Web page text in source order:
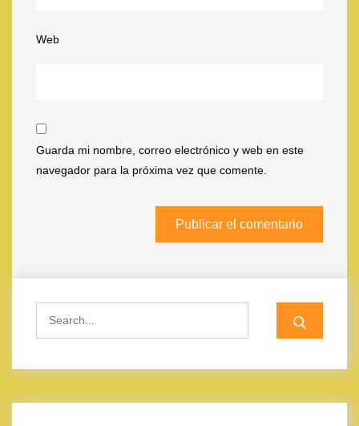
Web
Guarda mi nombre, correo electrónico y web en este
navegador para la próxima vez que comente.